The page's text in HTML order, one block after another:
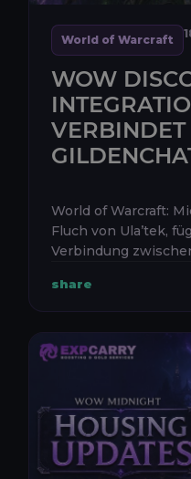
World of Warcraft
WOW
World of Warcraft:
Fluch von Ula’tek,
Verbindung
Verknüpfung eurer
Ko...
share